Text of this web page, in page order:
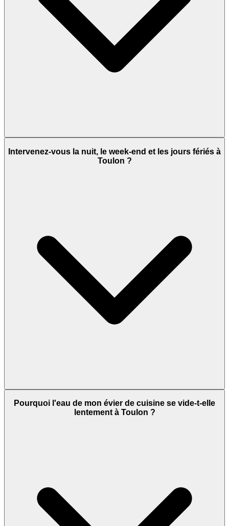
Intervenez-vous la nuit, le week-end et les jours fériés à
Toulon ?
Pourquoi l'eau de mon évier de cuisine se vide-t-elle
lentement à Toulon ?